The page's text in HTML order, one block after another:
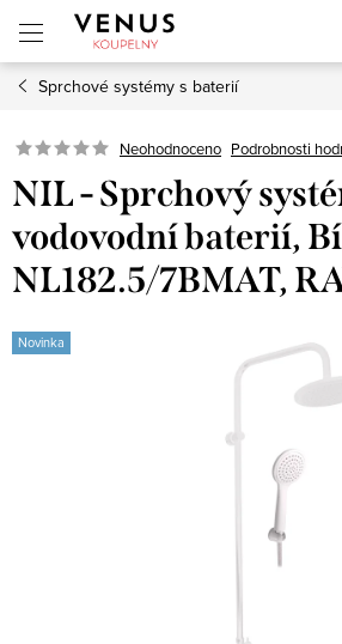
obsah
Sprchové systémy s baterií
Neohodnoceno Podrobnosti
NIL - Sprchový
vodovodní baterií,
NL182.5/7BMAT,
Novinka